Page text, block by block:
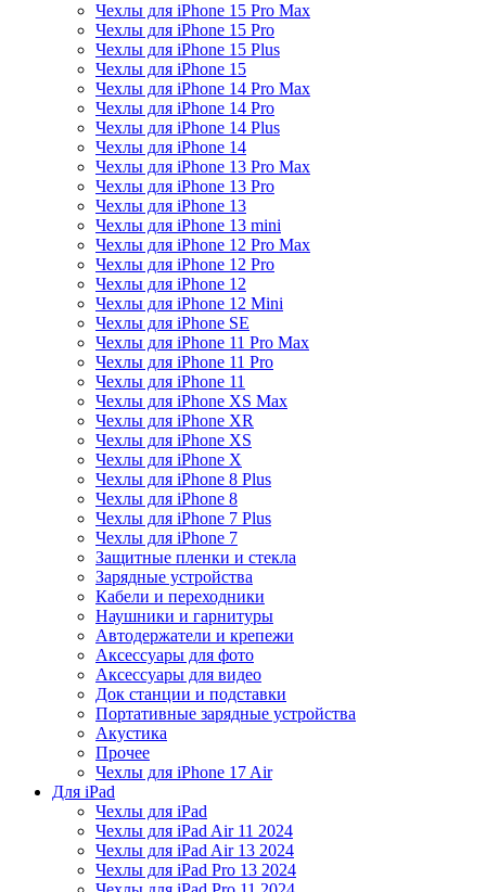
Чехлы для iPhone 15 Pro Max
Чехлы для iPhone 15 Pro
Чехлы для iPhone 15 Plus
Чехлы для iPhone 15
Чехлы для iPhone 14 Pro Max
Чехлы для iPhone 14 Pro
Чехлы для iPhone 14 Plus
Чехлы для iPhone 14
Чехлы для iPhone 13 Pro Max
Чехлы для iPhone 13 Pro
Чехлы для iPhone 13
Чехлы для iPhone 13 mini
Чехлы для iPhone 12 Pro Max
Чехлы для iPhone 12 Pro
Чехлы для iPhone 12
Чехлы для iPhone 12 Mini
Чехлы для iPhone SE
Чехлы для iPhone 11 Pro Max
Чехлы для iPhone 11 Pro
Чехлы для iPhone 11
Чехлы для iPhone XS Max
Чехлы для iPhone XR
Чехлы для iPhone XS
Чехлы для iPhone X
Чехлы для iPhone 8 Plus
Чехлы для iPhone 8
Чехлы для iPhone 7 Plus
Чехлы для iPhone 7
Защитные пленки и стекла
Зарядные устройства
Кабели и переходники
Наушники и гарнитуры
Автодержатели и крепежи
Аксессуары для фото
Аксессуары для видео
Док станции и подставки
Портативные зарядные устройства
Акустика
Прочее
Чехлы для iPhone 17 Air
Для iPad
Чехлы для iPad
Чехлы для iPad Air 11 2024
Чехлы для iPad Air 13 2024
Чехлы для iPad Pro 13 2024